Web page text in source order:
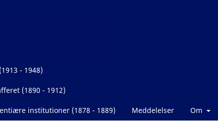
- 1948)
(1890 - 1912)
institutioner (1878 - 1889) Meddelelser Om